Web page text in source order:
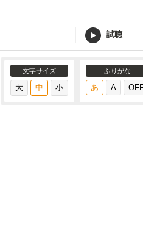
試聴
文字サイズ ふりがな